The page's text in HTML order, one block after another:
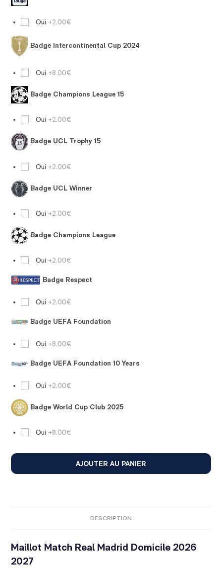
Oui +2.00€
Badge Intercontinental Cup 2024
Oui +8.00€
Badge Champions League 15
Oui +2.00€
Badge UCL Trophy 15
Oui +2.00€
Badge UCL Winner
Oui +2.00€
Badge Champions League
Oui +2.00€
Badge Respect
Oui +2.00€
Badge UEFA Foundation
Oui +8.00€
Badge UEFA Foundation 10 Years
Oui +2.00€
Badge World Cup Club 2025
Oui +8.00€
AJOUTER AU PANIER
DESCRIPTION
Maillot Match Real Madrid Domicile 2026
2027